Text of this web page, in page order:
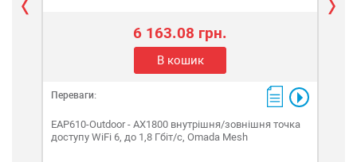
6 163.08 грн.
В кошик
Переваги:
EAP610-Outdoor - AX1800 внутрішня/зовнішня точка
доступу WiFi 6, до 1,8 Гбіт/с, Omada Mesh